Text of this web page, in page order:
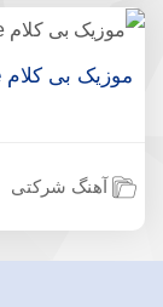
موزیک بی کلام Neutral Corporate مناسب پس زمینه
آهنگ شرکتی